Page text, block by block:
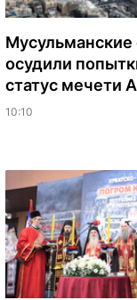
Мусульманские
осудили
статус мечети
10:10